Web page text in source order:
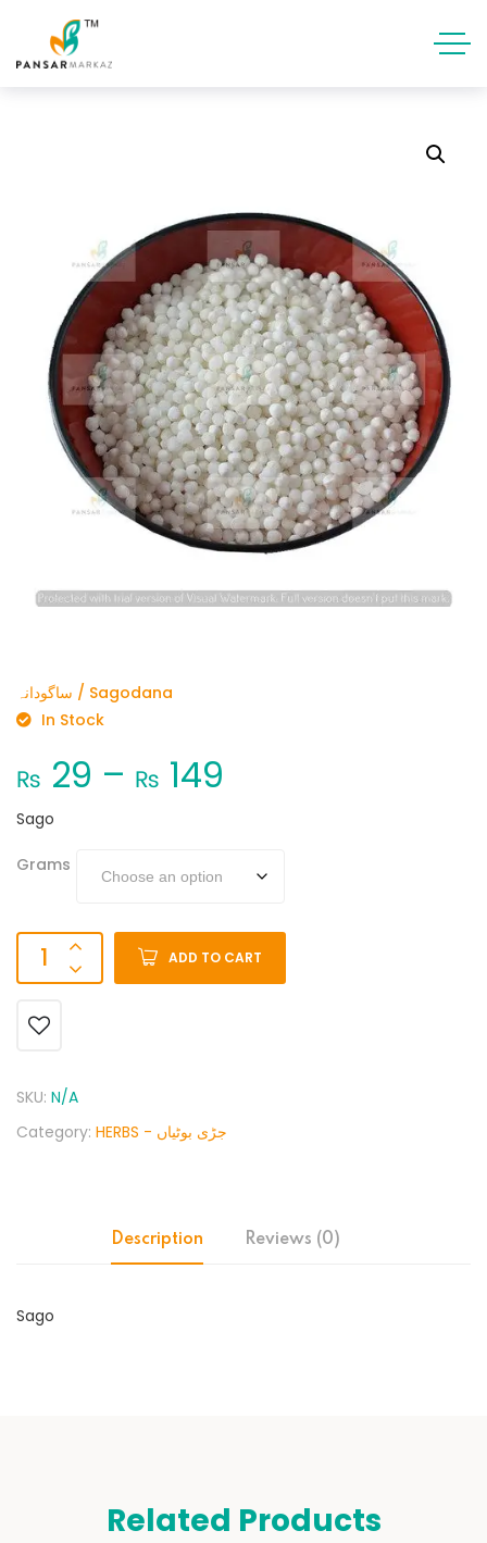
ساگودانہ / Sagodana
In Stock
₨ 29 – ₨ 149
Sago
Grams
ADD TO CART
SKU: N/A
Category:
HERBS - جڑی بوٹیاں
Description Reviews (0)
Sago
Related Products